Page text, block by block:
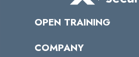
OPEN TRAINING
受講者の声
COMPANY